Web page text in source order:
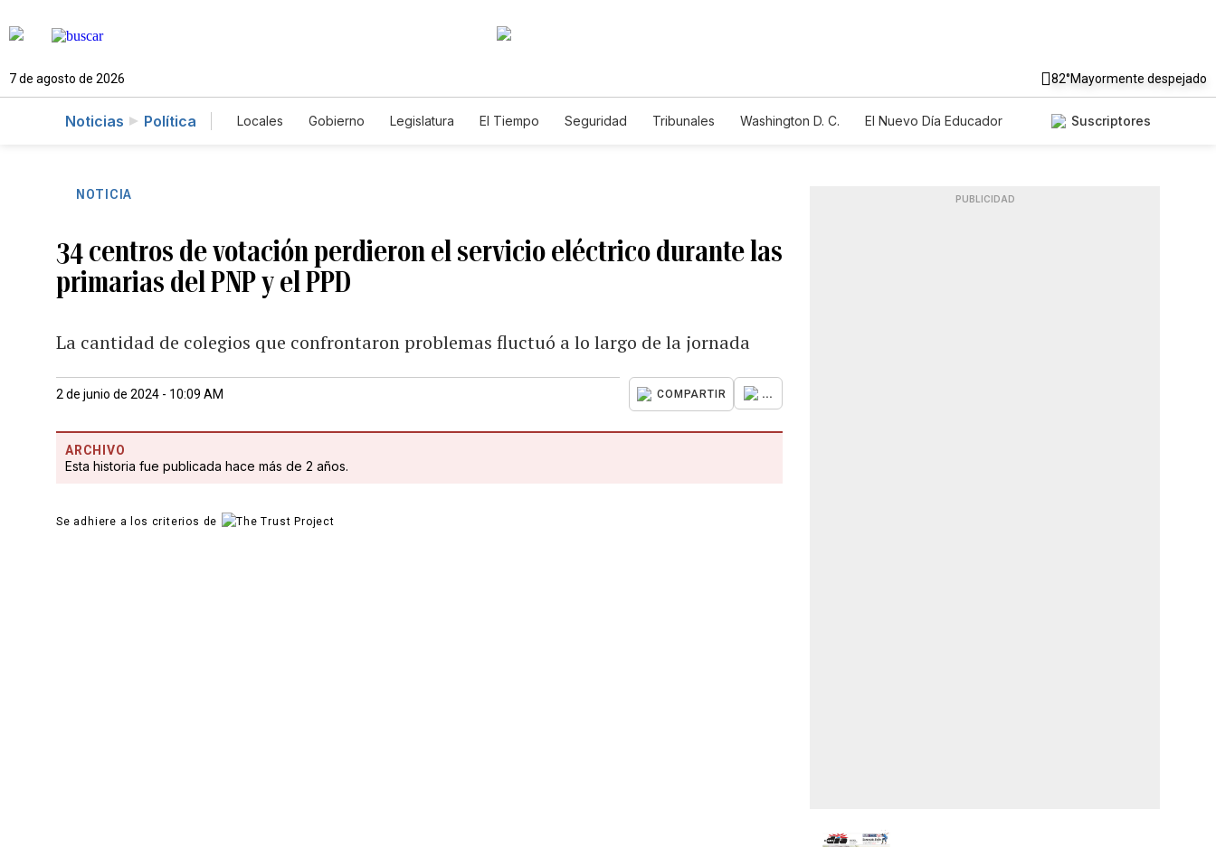
7 de agosto de 2026 82°Mayormente despejado
Noticias Política Locales Gobierno Legislatura El Tiempo Seguridad Tribunales Washington D. C.
El Nuevo Día Educador
Suscriptores
NOTICIA
34 centros de votación perdieron el servicio eléctrico durante las
primarias del PNP y el PPD
La cantidad de colegios que confrontaron problemas fluctuó a lo largo de la jornada
2 de junio de 2024 - 10:09 AM COMPARTIR ...
ARCHIVO
Esta historia fue publicada hace más de 2 años.
Se adhiere a los criterios de
PUBLICIDAD